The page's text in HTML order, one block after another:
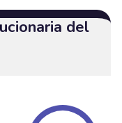
del